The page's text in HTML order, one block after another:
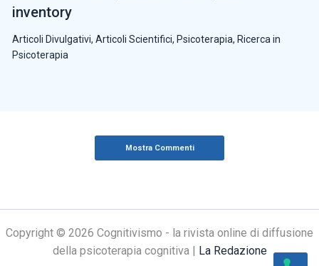
inventory
Articoli Divulgativi, Articoli Scientifici, Psicoterapia, Ricerca in
Psicoterapia
Mostra Commenti
Copyright © 2026 Cognitivismo - la rivista online di diffusione
della psicoterapia cognitiva | La Redazione